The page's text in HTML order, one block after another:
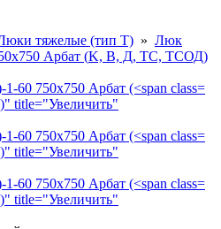
тяжелые (тип Т) » Люк
Арбат (K, В, Д, ТС, ТСОД)
title="Увеличить"
title="Увеличить"
title="Увеличить"